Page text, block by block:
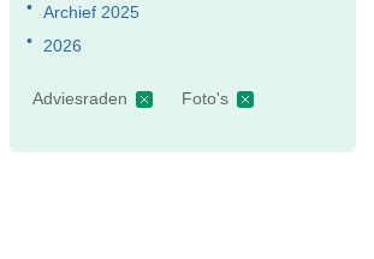
Archief 2025
2026
Adviesraden Foto's